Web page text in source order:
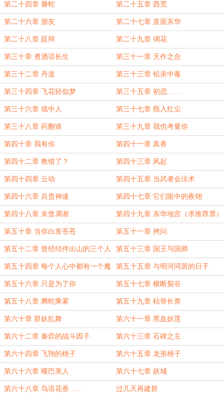
第二十四章 螣蛇 第二十五章 西荒
第二十六章 朋友 第二十七章 直面东华
第二十八章 廷辩 第二十九章 绸花
第三十章 煮酒话长生 第三十一章 天作之合
第三十二章 丹道 第三十三章 铅汞中毒
第三十四章 飞花轻似梦 第三十五章 初恋……
第三十六章 戏中人 第三十七章 既入红尘
第三十八章 药翻谁 第三十九章 我也考量你
第四十章 我有你 第四十一章 真香
第四十二章 教错了？ 第四十三章 风起
第四十四章 云动 第四十五章 当武者会法术
第四十六章 兵贵神速 第四十七章 它们眼中的夜翎
第四十八章 未曾凋谢 第四十九章 东华地宫（求推荐票）
第五十章 当你白发苍苍 第五十一章 拷问
第五十二章 曾经结伴出山的三个人 第五十三章 国王与国师
第五十四章 每个人心中都有一个魔
鬼
第五十五章 与明河同居的日子
（伪）
第五十六章 只是为了你 第五十七章 横断裂谷
第五十八章 腾蛇乘雾 第五十九章 枯骨长青
第六十章 群妖乱舞 第六十一章 黑血妖莲
第六十二章 秦弈的战斗因子 第六十三章 石碑之主
第六十四章 飞翔的桃子 第六十五章 龙形桃子
第六十六章 哑巴美人 第六十七章 妖城
第六十八章 鸟语花香…… 过几天再建群